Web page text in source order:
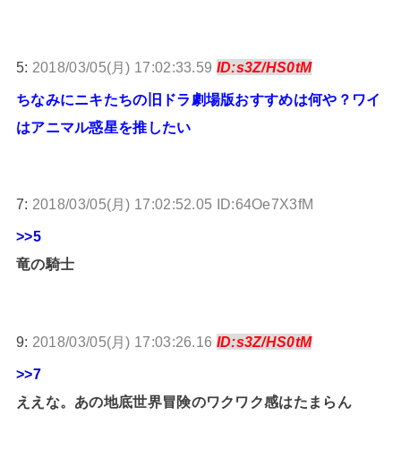
5: 2018/03/05(月) 17:02:33.59 ID:s3Z/HS0tM
ちなみにニキたちの旧ドラ劇場版おすすめは何や？ワイ
はアニマル惑星を推したい
7: 2018/03/05(月) 17:02:52.05 ID:64Oe7X3fM
>>5
竜の騎士
9: 2018/03/05(月) 17:03:26.16 ID:s3Z/HS0tM
>>7
ええな。あの地底世界冒険のワクワク感はたまらん